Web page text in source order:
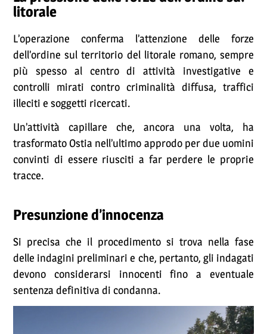
litorale
L’operazione conferma l’attenzione delle forze
dell’ordine sul territorio del litorale romano, sempre
più spesso al centro di attività investigative e
controlli mirati contro criminalità diffusa, traffici
illeciti e soggetti ricercati.
Un’attività capillare che, ancora una volta, ha
trasformato Ostia nell’ultimo approdo per due uomini
convinti di essere riusciti a far perdere le proprie
tracce.
Presunzione d’innocenza
Si precisa che il procedimento si trova nella fase
delle indagini preliminari e che, pertanto, gli indagati
devono considerarsi innocenti fino a eventuale
sentenza definitiva di condanna.